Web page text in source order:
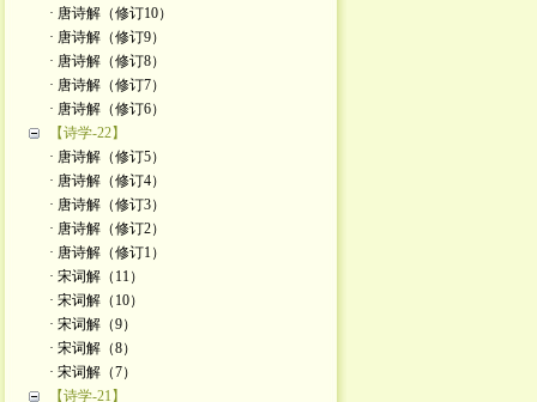
· 唐诗解（修订10）
· 唐诗解（修订9）
· 唐诗解（修订8）
· 唐诗解（修订7）
· 唐诗解（修订6）
【诗学-22】
· 唐诗解（修订5）
· 唐诗解（修订4）
· 唐诗解（修订3）
· 唐诗解（修订2）
· 唐诗解（修订1）
· 宋词解（11）
· 宋词解（10）
· 宋词解（9）
· 宋词解（8）
· 宋词解（7）
【诗学-21】